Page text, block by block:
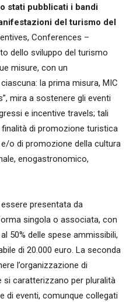
stati pubblicati i bandi
del turismo del
Conferences –
dello sviluppo del turismo
misure, con un
la prima misura, MIC
mira a sostenere gli eventi
e incentive travels; tali
di promozione turistica
o di promozione della cultura
enogastronomico,
presentata da
singola o associata, con
50% delle spese ammissibili,
di 20.000 euro. La seconda
l’organizzazione di
caratterizzano per pluralità
di eventi, comunque collegati